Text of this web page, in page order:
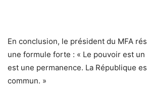
En conclusion, le président du MFA
une formule forte : « Le pouvoir est un
est une permanence. La République
commun. »